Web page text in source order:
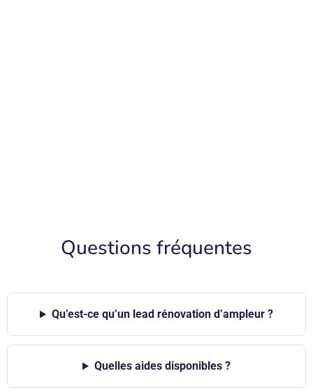
Questions fréquentes
Qu’est-ce qu’un lead rénovation d’ampleur ?
Quelles aides disponibles ?